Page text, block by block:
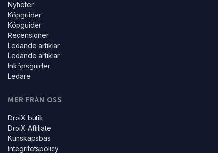
Nyheter
Köpguider
Köpguider
Recensioner
Ledande artiklar
Ledande artiklar
Inköpsguider
Ledare
MER FRÅN OSS
DroiX butik
DroiX Affiliate
Kunskapsbas
Integritetspolicy